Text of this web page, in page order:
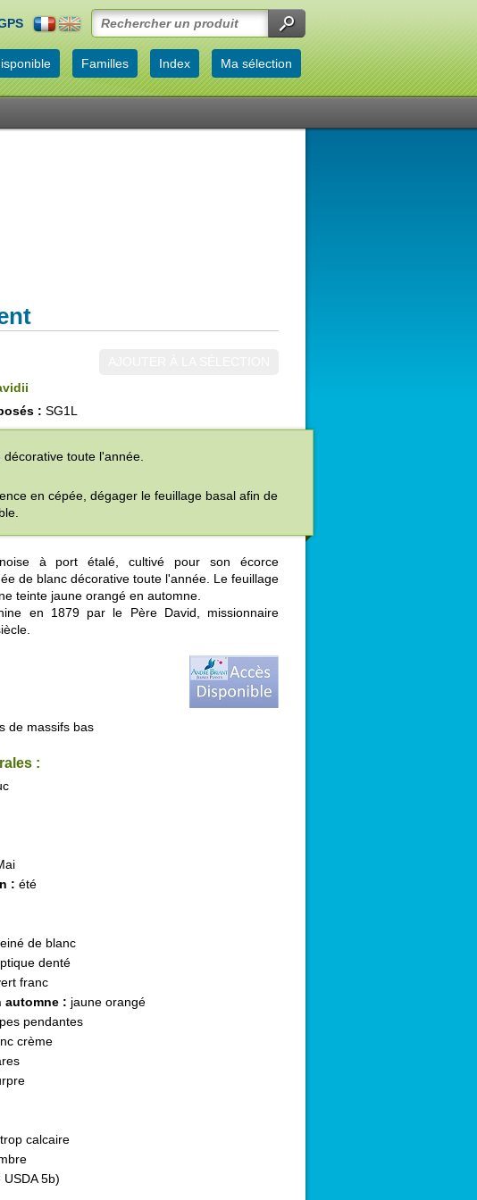
Familles Index Ma sélection
: SG1L
toute l'année.
en cépée, dégager le feuillage basal afin de
à port étalé, cultivé pour son écorce
de blanc décorative toute l'année. Le feuillage
teinte jaune orangé en automne.
en 1879 par le Père David, missionnaire
de massifs bas
:
: été
de blanc
denté
franc
automne : jaune orangé
pendantes
crème
calcaire
5b)